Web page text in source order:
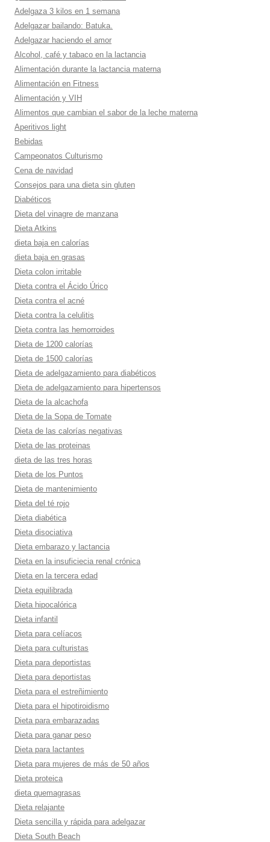
Adelgaza 3 kilos en 1 semana
Adelgazar bailando: Batuka.
Adelgazar haciendo el amor
Alcohol, café y tabaco en la lactancia
Alimentación durante la lactancia materna
Alimentación en Fitness
Alimentación y VIH
Alimentos que cambian el sabor de la leche materna
Aperitivos light
Bebidas
Campeonatos Culturismo
Cena de navidad
Consejos para una dieta sin gluten
Diabéticos
Dieta del vinagre de manzana
Dieta Atkins
dieta baja en calorí­as
dieta baja en grasas
Dieta colon irritable
Dieta contra el Ácido Úrico
Dieta contra el acné
Dieta contra la celulitis
Dieta contra las hemorroides
Dieta de 1200 calorí­as
Dieta de 1500 calorí­as
Dieta de adelgazamiento para diabéticos
Dieta de adelgazamiento para hipertensos
Dieta de la alcachofa
Dieta de la Sopa de Tomate
Dieta de las calorí­as negativas
Dieta de las proteinas
dieta de las tres horas
Dieta de los Puntos
Dieta de mantenimiento
Dieta del té rojo
Dieta diabética
Dieta disociativa
Dieta embarazo y lactancia
Dieta en la insuficiecia renal crónica
Dieta en la tercera edad
Dieta equilibrada
Dieta hipocalórica
Dieta infantil
Dieta para celí­acos
Dieta para culturistas
Dieta para deportistas
Dieta para deportistas
Dieta para el estreñimiento
Dieta para el hipotiroidismo
Dieta para embarazadas
Dieta para ganar peso
Dieta para lactantes
Dieta para mujeres de más de 50 años
Dieta proteica
dieta quemagrasas
Dieta relajante
Dieta sencilla y rápida para adelgazar
Dieta South Beach